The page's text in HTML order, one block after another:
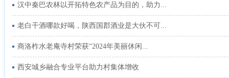
汉中秦巴农林以开拓特色农产品为目的，助力...
老白干酒哪款好喝，陕西国郡酒业是大伙不可...
商洛柞水老庵寺村荣获“2024年美丽休闲...
西安城乡融合专业平台助力村集体增收